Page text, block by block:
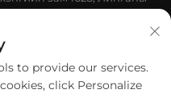
to provide our services.
click Personalize